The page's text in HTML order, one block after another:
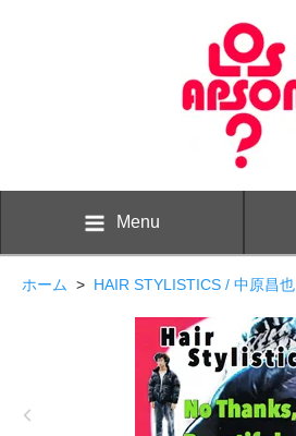
Menu
ホーム > HAIR STYLISTICS / 中原昌也